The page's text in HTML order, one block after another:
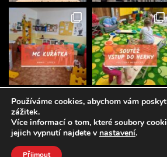
© 2025 Brněnský rodič, všechna
Používáme cookies, abychom vám
zážitek.
Více informací o tom, které soubory
jejich vypnutí najdete v nastavení.
Přijmout